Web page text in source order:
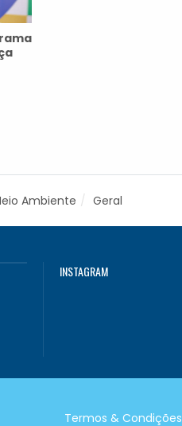
Ambiente Geral
INSTAGRAM
Termos & Condições